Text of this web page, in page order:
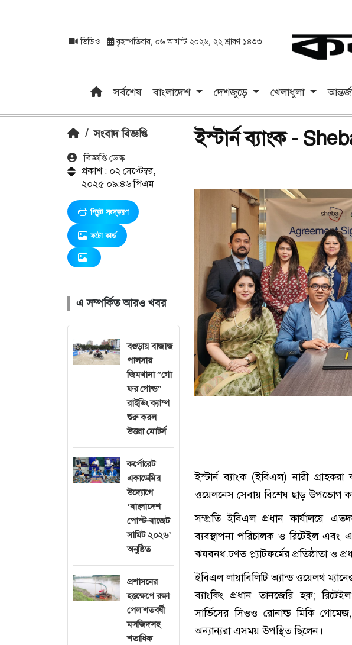
ভিডিও বৃহস্পতিবার, ০৬ আগস্ট ২০২৬, ২২ শ্রাবণ ১৪৩৩
সর্বশেষ বাংলাদেশ দেশজুড়ে খেলাধুলা
/ সংবাদ বিজ্ঞপ্তি
বিজ্ঞপ্তি ডেস্ক
প্রকাশ : ০২ সেপ্টেম্বর,
২০২৫ ০৯:৪৬ পিএম
প্রিন্ট সংস্করণ
ফটো কার্ড
এ সম্পর্কিত আরও খবর
বগুড়ায় বাজাজ
পালসার
জিমখানা ”গো
ফর গোল্ড”
রাইডিং ক্যাম্প
শুরু করল
উত্তরা মোটর্স
কর্পোরেট
একাডেমির
উদ্যোগে
‘বাংলাদেশ
পোস্ট-বাজেট
সামিট ২০২৬’
অনুষ্ঠিত
প্রশাসনের
হস্তক্ষেপে রক্ষা
পেল শতবর্ষী
মসজিদসহ
শতাধিক
ইস্টার্ন ব্যাংক -
ইস্টার্ন ব্যাংক (ইবিএল) নারী
ওয়েলনেস সেবায় বিশেষ ছাড় উপভোগ
সম্প্রতি ইবিএল প্রধান কার্যালয়ে
ব্যবস্থাপনা পরিচালক ও রিটেইল
ঝযবনধ.ঢণত প্ল্যাটফর্মের প্রতিষ্ঠাতা ও
ইবিএল লায়াবিলিটি অ্যান্ড ওয়েলথ
ব্যাংকিং প্রধান তানজেরি হক;
সার্ভিসের সিওও রোনাল্ড মিকি
অন্যান্যরা এসময় উপস্থিত ছিলেন।